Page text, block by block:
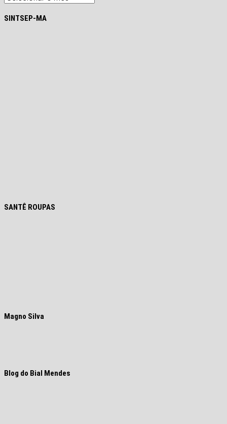
SINTSEP-MA
SANTÊ ROUPAS
Magno Silva
Blog do Bial Mendes